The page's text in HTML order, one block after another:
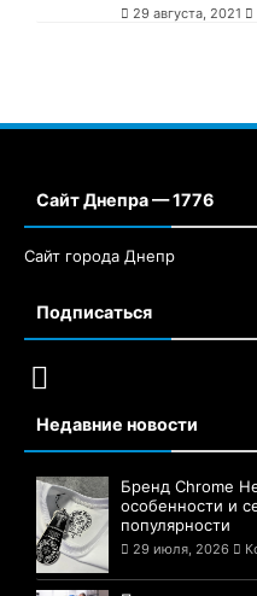
29 августа, 2021
Недавние новости